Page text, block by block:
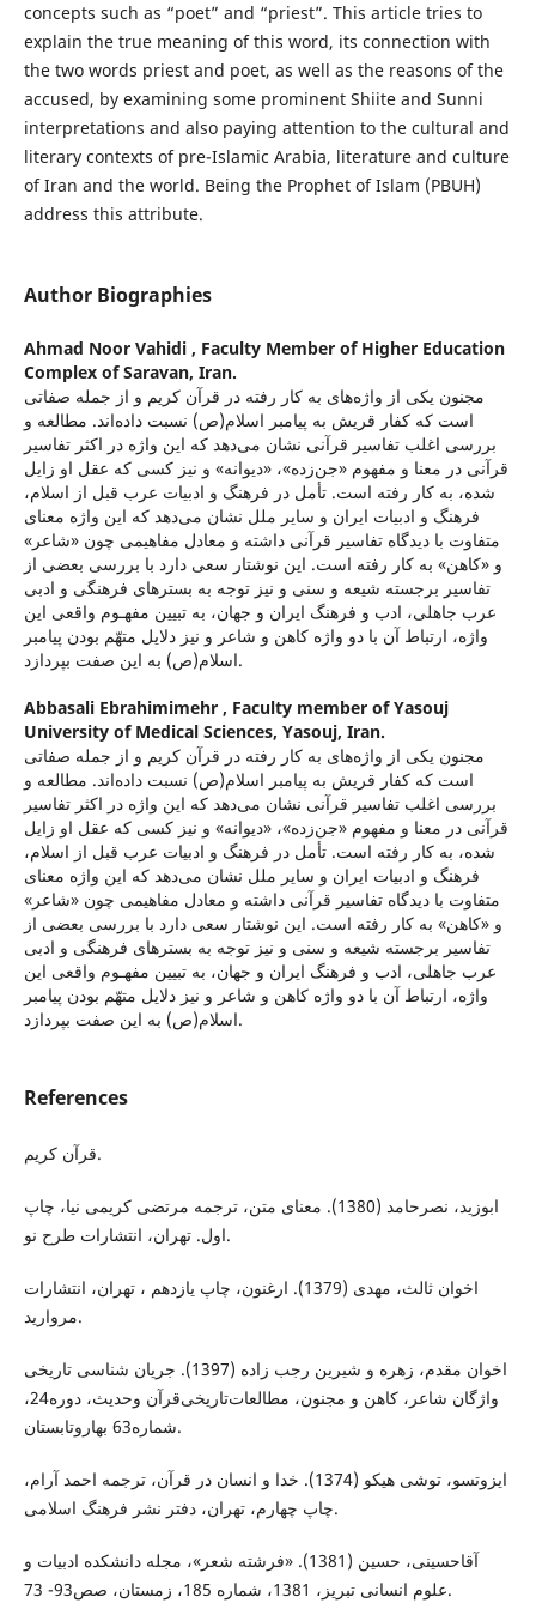
concepts such as “poet” and “priest”. This article tries to
explain the true meaning of this word, its connection with
the two words priest and poet, as well as the reasons of the
accused, by examining some prominent Shiite and Sunni
interpretations and also paying attention to the cultural and
literary contexts of pre-Islamic Arabia, literature and culture
of Iran and the world. Being the Prophet of Islam (PBUH)
address this attribute.
Author Biographies
Ahmad Noor Vahidi , Faculty Member of Higher Education
Complex of Saravan, Iran.
مجنون یکی از واژه‌های به ‌کار رفته در قرآن کریم و از جمله صفاتی
است که کفار قریش به پیامبر اسلام(ص) نسبت داده‌اند. مطالعه و
بررسی اغلب تفاسیر قرآنی نشان می‌دهد که این واژه در اكثر تفاسیر
قرآنی در معنا و مفهوم «جن‌زده»، «دیوانه» و نیز کسی که عقل او زایل
شده، به کار رفته است. تأمل در فرهنگ و ادبیات عرب قبل از اسلام،
فرهنگ و ادبیات ایران و سایر ملل نشان می‌دهد که این واژه معنای
متفاوت با دیدگاه تفاسیر قرآنی داشته و معادل مفاهیمی چون «شاعر»
و «کاهن» به کار رفته‌ است. این نوشتار سعی دارد با بررسی بعضی از
تفاسیر برجسته شیعه و سنی و نیز توجه به بسترهای فرهنگی و ادبی
عرب جاهلی، ادب و فرهنگ ایران و جهان، به تبیین مفهـوم واقعی این
واژه، ارتباط آن با دو واژه کاهن و شاعر و نیز دلایل متهّم بودن پیامبر
اسلام(ص) به این صفت بپردازد.
Abbasali Ebrahimimehr , Faculty member of Yasouj
University of Medical Sciences, Yasouj, Iran.
مجنون یکی از واژه‌های به ‌کار رفته در قرآن کریم و از جمله صفاتی
است که کفار قریش به پیامبر اسلام(ص) نسبت داده‌اند. مطالعه و
بررسی اغلب تفاسیر قرآنی نشان می‌دهد که این واژه در اكثر تفاسیر
قرآنی در معنا و مفهوم «جن‌زده»، «دیوانه» و نیز کسی که عقل او زایل
شده، به کار رفته است. تأمل در فرهنگ و ادبیات عرب قبل از اسلام،
فرهنگ و ادبیات ایران و سایر ملل نشان می‌دهد که این واژه معنای
متفاوت با دیدگاه تفاسیر قرآنی داشته و معادل مفاهیمی چون «شاعر»
و «کاهن» به کار رفته‌ است. این نوشتار سعی دارد با بررسی بعضی از
تفاسیر برجسته شیعه و سنی و نیز توجه به بسترهای فرهنگی و ادبی
عرب جاهلی، ادب و فرهنگ ایران و جهان، به تبیین مفهـوم واقعی این
واژه، ارتباط آن با دو واژه کاهن و شاعر و نیز دلایل متهّم بودن پیامبر
اسلام(ص) به این صفت بپردازد.
References
قرآن کریم.
ابوزید، نصرحامد (1380). معنای متن، ترجمه مرتضی کریمی نیا، چاپ
اول. تهران، انتشارات طرح نو.
اخوان ثالث، مهدی (1379). ارغنون، چاپ یازدهم ، تهران، انتشارات
مروارید.
اخوان مقدم، زهره و شیرین رجب زاده (1397). جریان شناسی تاریخی
واژگان شاعر، کاهن ‌و مجنون، مطالعات‌تاریخی‌قرآن وحدیث، دوره24،
شماره63 بهاروتابستان.
ایزوتسو، توشی هیکو (1374). خدا و انسان در قرآن، ترجمه احمد آرام،
چاپ چهارم، تهران، دفتر نشر فرهنگ اسلامی.
آقاحسینی، حسین (1381). «فرشته شعر»، مجله دانشکده ادبیات و
علوم انسانی تبریز، 1381، شماره 185، زمستان، صص93- 73.